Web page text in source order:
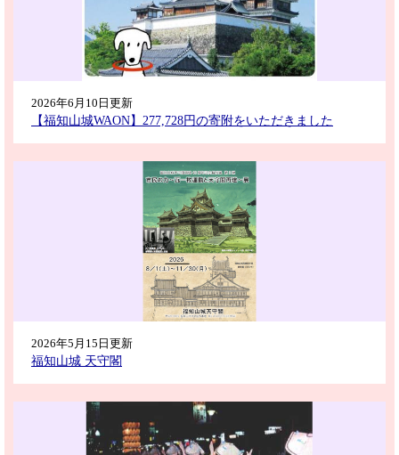
2026年6月10日更新
【福知山城WAON】277,728円の寄附をいただきました
2026年5月15日更新
福知山城 天守閣